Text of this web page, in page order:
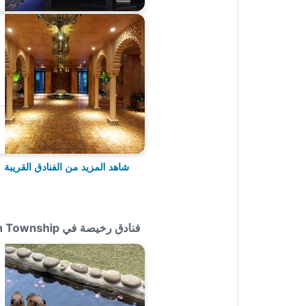
شاهد المزيد من الفنادق القريبة
فنادق رخيصة في Hengchun Township